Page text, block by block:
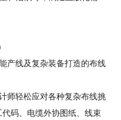
产线及复杂装备打造的布线
师轻松应对各种复杂布线挑
码、电缆外协图纸、线束